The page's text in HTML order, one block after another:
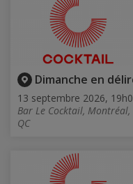
Dimanche en
13 septembre 2026,
Bar Le Cocktail, Montréal,
QC